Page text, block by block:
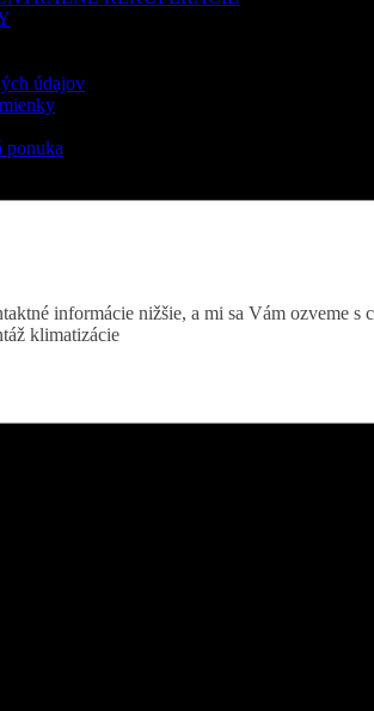
údajov
ponuka
informácie nižšie, a mi sa Vám ozveme s
klimatizácie